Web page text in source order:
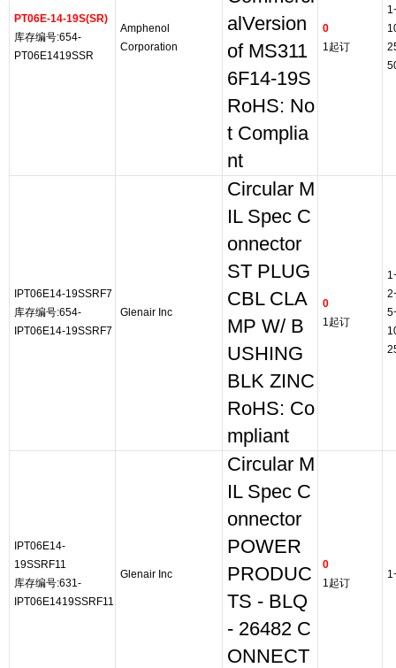
PT06E-14-19S(SR)
库存编号:654-
PT06E1419SSR
Amphenol
Corporation
alVersion
of MS311
6F14-19S
RoHS: No
t Complia
nt
0
1起订
IPT06E14-19SSRF7
库存编号:654-
IPT06E14-19SSRF7
Glenair Inc
Circular M
IL Spec C
onnector
ST PLUG
CBL CLA
MP W/ B
USHING
BLK ZINC
RoHS: Co
mpliant
0
1起订
IPT06E14-
19SSRF11
库存编号:631-
IPT06E1419SSRF11
Glenair Inc
Circular M
IL Spec C
onnector
POWER
PRODUC
TS - BLQ
- 26482 C
ONNECT
0
1起订